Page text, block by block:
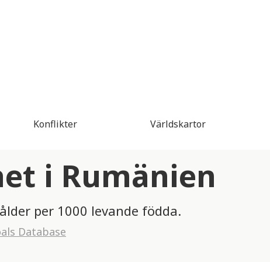
Konflikter Världskartor
i Rumänien
per 1000 levande födda.
Database